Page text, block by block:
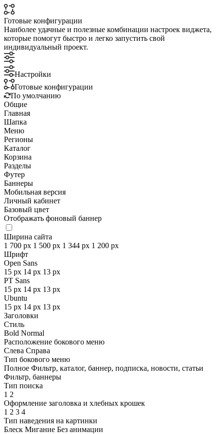
Готовые конфигурации
Наиболее удачные и полезные комбинации настроек виджета,
которые помогут быстро и легко запустить свой
индивидуальный проект.
Настройки
Готовые конфигурации
По умолчанию
Общие
Главная
Шапка
Меню
Регионы
Каталог
Корзина
Разделы
Футер
Баннеры
Мобильная версия
Личный кабинет
Базовый цвет
Отображать фоновый баннер
Ширина сайта
1 700 px 1 500 px 1 344 px 1 200 px
Шрифт
Open Sans
15 px 14 px 13 px
PT Sans
15 px 14 px 13 px
Ubuntu
15 px 14 px 13 px
Заголовки
Стиль
Bold Normal
Расположение бокового меню
Слева Справа
Тип бокового меню
Полное Фильтр, каталог, баннер, подписка, новости, статьи
Фильтр, баннеры
Тип поиска
1 2
Оформление заголовка и хлебных крошек
1 2 3 4
Тип наведения на картинки
Блеск Мигание Без анимации